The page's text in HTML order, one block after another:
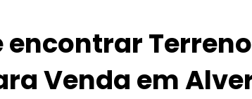
encontrar
Venda em